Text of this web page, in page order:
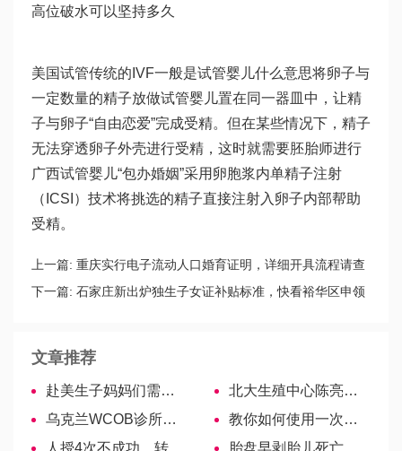
高位破水可以坚持多久
美国试管传统的IVF一般是试管婴儿什么意思将卵子与
一定数量的精子放做试管婴儿置在同一器皿中，让精
子与卵子“自由恋爱”完成受精。但在某些情况下，精子
无法穿透卵子外壳进行受精，这时就需要胚胎师进行
广西试管婴儿“包办婚姻”采用卵胞浆内单精子注射
（ICSI）技术将挑选的精子直接注射入卵子内部帮助
受精。
上一篇: 重庆实行电子流动人口婚育证明，详细开具流程请查
收
下一篇: 石家庄新出炉独生子女证补贴标准，快看裕华区申领
文章推荐
赴美生子妈妈们需要注意的事项
北大生殖中心陈亮——治疗男性不育有效助孕！
乌克兰WCOB诊所医生—Iryna Babenko博士
教你如何使用一次性隔尿垫，宝妈们别用错了！